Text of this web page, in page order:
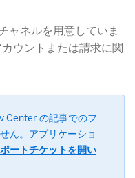
ャネルを用意していま
ウントまたは請求に関
Center の記事でのフ
ん。アプリケーショ
ートチケットを開い